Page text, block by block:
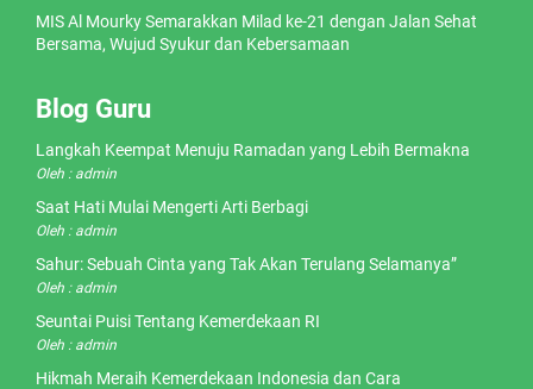
MIS Al Mourky Semarakkan Milad ke-21 dengan Jalan Sehat
Bersama, Wujud Syukur dan Kebersamaan
Blog Guru
Langkah Keempat Menuju Ramadan yang Lebih Bermakna
Oleh : admin
Saat Hati Mulai Mengerti Arti Berbagi
Oleh : admin
Sahur: Sebuah Cinta yang Tak Akan Terulang Selamanya”
Oleh : admin
Seuntai Puisi Tentang Kemerdekaan RI
Oleh : admin
Hikmah Meraih Kemerdekaan Indonesia dan Cara